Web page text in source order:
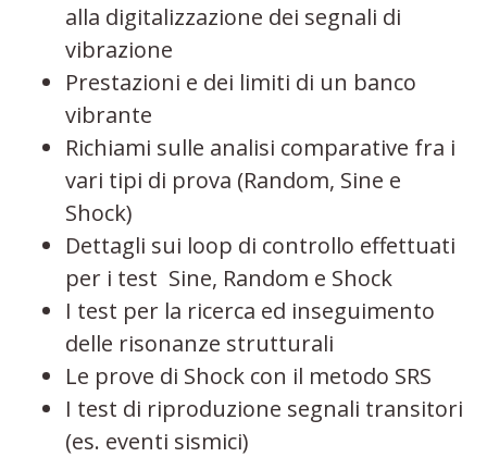
alla digitalizzazione dei segnali di
vibrazione
Prestazioni e dei limiti di un banco
vibrante
Richiami sulle analisi comparative fra i
vari tipi di prova (Random, Sine e
Shock)
Dettagli sui loop di controllo effettuati
per i test Sine, Random e Shock
I test per la ricerca ed inseguimento
delle risonanze strutturali
Le prove di Shock con il metodo SRS
I test di riproduzione segnali transitori
(es. eventi sismici)